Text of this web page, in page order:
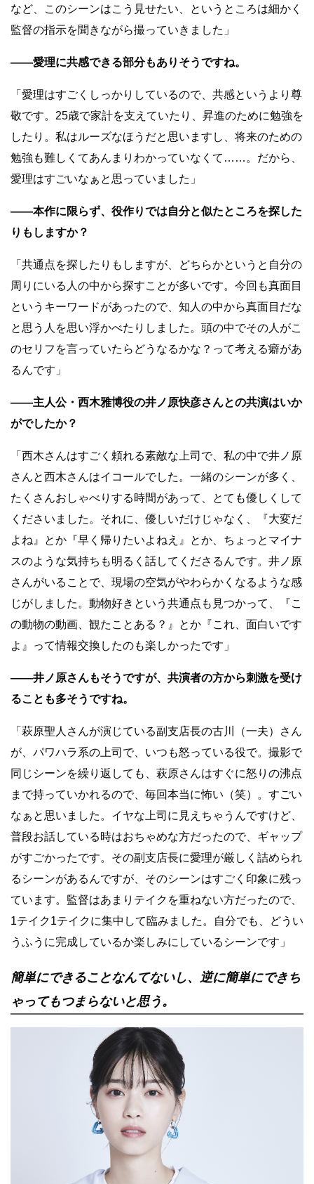
など、このシーンはこう見せたい、というところは細かく
監督の指示を聞きながら撮っていきました」
――愛理に共感できる部分もありそうですね。
「愛理はすごくしっかりしているので、共感というより尊
敬です。25歳で家計を支えていたり、昇進のために勉強を
したり。私はルーズなほうだと思いますし、将来のための
勉強も難しくてあんまりわかっていなくて……。だから、
愛理はすごいなぁと思っていました」
――本作に限らず、役作りでは自分と似たところを探した
りもしますか？
「共通点を探したりもしますが、どちらかというと自分の
周りにいる人の中から探すことが多いです。今回も真面目
というキーワードがあったので、知人の中から真面目だな
と思う人を思い浮かべたりしました。頭の中でその人がこ
のセリフを言っていたらどうなるかな？って考える癖があ
るんです」
――主人公・西木雅博役の井ノ原快彦さんとの共演はいか
がでしたか？
「西木さんはすごく頼れる素敵な上司で、私の中で井ノ原
さんと西木さんはイコールでした。一緒のシーンが多く、
たくさんおしゃべりする時間があって、とても優しくして
くださいました。それに、優しいだけじゃなく、『大変だ
よね』とか『早く帰りたいよねえ』とか、ちょっとマイナ
スのような気持ちも明るく話してくださるんです。井ノ原
さんがいることで、現場の空気がやわらかくなるような感
じがしました。動物好きという共通点も見つかって、『こ
の動物の動画、観たことある？』とか『これ、面白いです
よ』って情報交換したのも楽しかったです」
――井ノ原さんもそうですが、共演者の方から刺激を受け
ることも多そうですね。
「萩原聖人さんが演じている副支店長の古川（一夫）さん
が、パワハラ系の上司で、いつも怒っている役で。撮影で
同じシーンを繰り返しても、萩原さんはすぐに怒りの沸点
まで持っていかれるので、毎回本当に怖い（笑）。すごい
なぁと思いました。イヤな上司に見えちゃうんですけど、
普段お話している時はおちゃめな方だったので、ギャップ
がすごかったです。その副支店長に愛理が厳しく詰められ
るシーンがあるんですが、そのシーンはすごく印象に残っ
ています。監督はあまりテイクを重ねない方だったので、
1テイク1テイクに集中して臨みました。自分でも、どうい
うふうに完成しているか楽しみにしているシーンです」
簡単にできることなんてないし、逆に簡単にできち
ゃってもつまらないと思う。